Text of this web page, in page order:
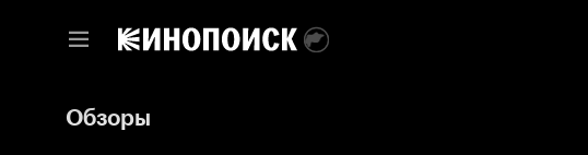
Обзоры